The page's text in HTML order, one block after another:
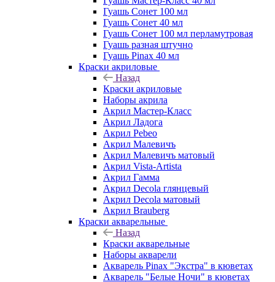
Гуашь Сонет 100 мл
Гуашь Сонет 40 мл
Гуашь Сонет 100 мл перламутровая
Гуашь разная штучно
Гуашь Pinax 40 мл
Краски акриловые
Назад
Краски акриловые
Наборы акрила
Акрил Мастер-Класс
Акрил Ладога
Акрил Pebeo
Акрил Малевичъ
Акрил Малевичъ матовый
Акрил Vista-Artista
Акрил Гамма
Акрил Decola глянцевый
Акрил Decola матовый
Акрил Brauberg
Краски акварельные
Назад
Краски акварельные
Наборы акварели
Акварель Pinax "Экстра" в кюветах
Акварель "Белые Ночи" в кюветах